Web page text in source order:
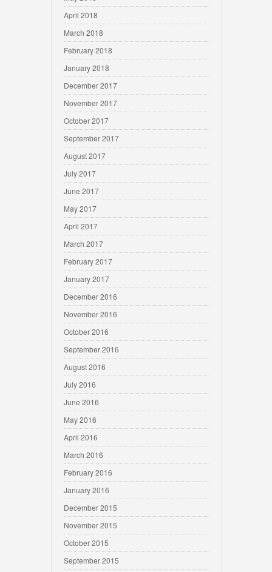
April 2018
March 2018
February 2018
January 2018
December 2017
November 2017
October 2017
September 2017
August 2017
July 2017
June 2017
May 2017
April 2017
March 2017
February 2017
January 2017
December 2016
November 2016
October 2016
September 2016
August 2016
July 2016
June 2016
May 2016
April 2016
March 2016
February 2016
January 2016
December 2015
November 2015
October 2015
September 2015